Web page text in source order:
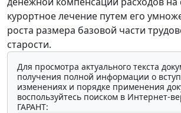
курортное лечение путем его
роста размера базовой части
старости.
Для просмотра актуального текста
получения полной информации о
изменениях и порядке применения
воспользуйтесь поиском в Интернет-
ГАРАНТ: